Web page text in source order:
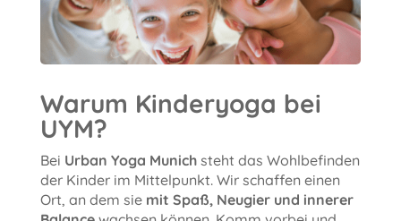
Warum Kinderyoga bei
UYM?
Bei Urban Yoga Munichsteht das Wohlbefinden
der Kinder im Mittelpunkt. Wir schaffen einen
Ort, an dem sie mit Spaß, Neugier und innerer